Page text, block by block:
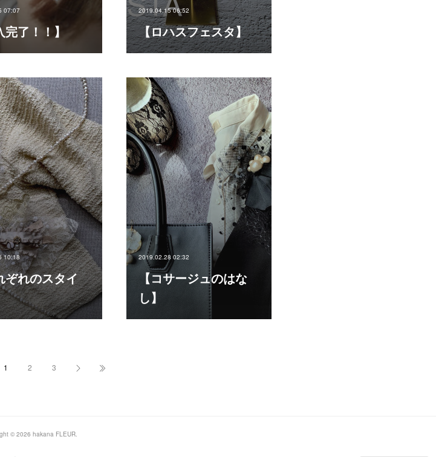
07:07
完了！！】
2019.04.15 06:52
【ロハスフェスタ】
10:18
ぞれのスタイ
2019.02.28 02:32
【コサージュのはな
し】
1 2 3
© 2026 hakana FLEUR.